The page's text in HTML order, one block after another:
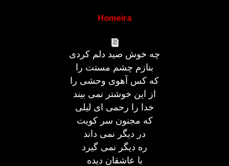
Homeira
چه خوش صید دلم کردی
بنازم چشم مستت را
که کس آهوی وحشی را
از این خوشتر نمی بیند
خدا را رحمی ای لیلی
که مجنون سر کویت
در دیگر نمی داند
ره دیگر نمی گیرد
با عاشقان دیده